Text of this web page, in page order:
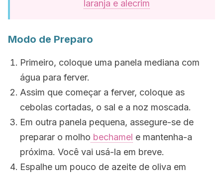
laranja e alecrim
Modo de Preparo
Primeiro, coloque uma panela mediana com
água para ferver.
Assim que começar a ferver, coloque as
cebolas cortadas, o sal e a noz moscada.
Em outra panela pequena, assegure-se de
preparar o molho bechamel e mantenha-a
próxima. Você vai usá-la em breve.
Espalhe um pouco de azeite de oliva em